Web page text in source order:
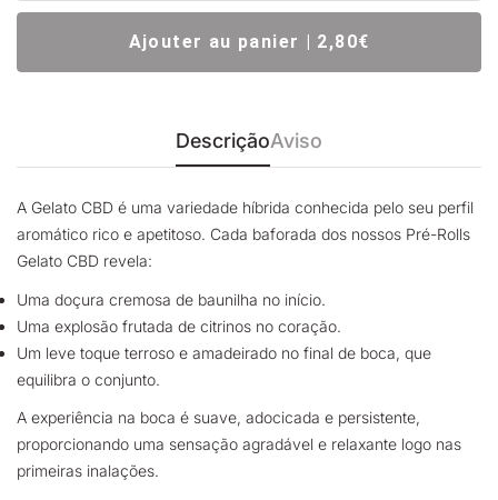
Ajouter au panier | 2,80€
DescriçãoAviso
A Gelato CBD é uma variedade híbrida conhecida pelo seu perfil
aromático rico e apetitoso. Cada baforada dos nossos Pré-Rolls
Gelato CBD revela:
Uma doçura cremosa de baunilha no início.
Uma explosão frutada de citrinos no coração.
Um leve toque terroso e amadeirado no final de boca, que
equilibra o conjunto.
A experiência na boca é suave, adocicada e persistente,
proporcionando uma sensação agradável e relaxante logo nas
primeiras inalações.